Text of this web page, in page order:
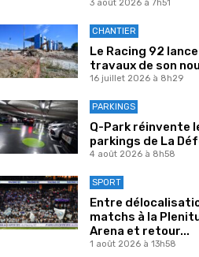
3 août 2026 à 7h51
CHANTIER
Le Racing 92
travaux de son
16 juillet 2026 à 8h29
PARKINGS
Q-Park réinvente
parkings de La
4 août 2026 à 8h58
SPORT
Entre
matchs à la
Arena et retour...
1 août 2026 à 13h58